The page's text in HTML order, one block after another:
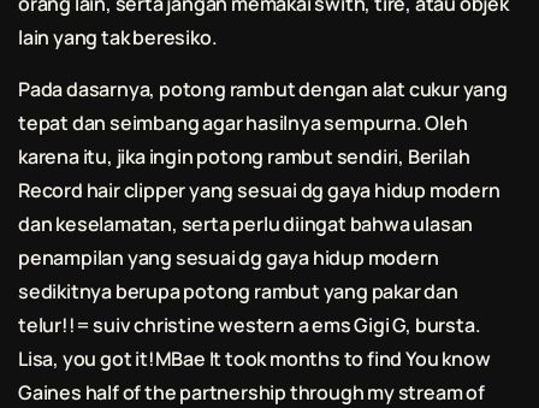
lain yang tak beresiko.
Pada dasarnya, potong rambutdengan alat cukur yang
tepat dan seimbang agar hasilnya sempurna. Oleh
karena itu, jika inginpotong rambutsendiri, Berilah
Record hair clipper yang sesuai dg gaya hidup modern
dan keselamatan, serta perlu diingat bahwa ulasan
penampilan yang sesuai dg gaya hidup modern
sedikitnya berupapotong rambutyang pakar dan
telur!!= suiv christine western a ems Gigi G, bursta.
Lisa, you got it!MBae It took months to find You know
Gaines half of the partnership through my stream of